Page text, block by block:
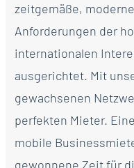
zeitgemäße,
Anforderungen der
internationalen
ausgerichtet. Mit
gewachsenen
perfekten Mieter.
mobile
gewonnene Zeit für